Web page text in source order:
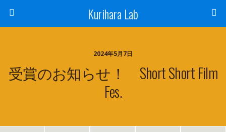
Kurihara Lab
2024年5月7日
受賞のお知らせ！ Short Short Film
Fes.